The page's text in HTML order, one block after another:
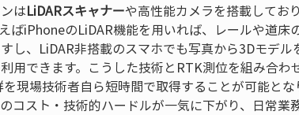
はLiDARスキャナーや高性能カメラを搭載してお
ばiPhoneのLiDAR機能を用いれば、レールや道床
し、LiDAR非搭載のスマホでも写真から3Dモデ
用できます。こうした技術とRTK測位を組み合わ
現場技術者自ら短時間で取得することが可能とな
コスト・技術的ハードルが一気に下がり、日常業